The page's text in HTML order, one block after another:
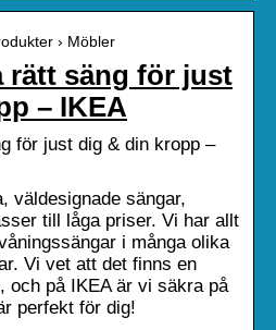
› Möbler
rätt säng för just
– IKEA
för just dig & din kropp –
väldesignade sängar,
till låga priser. Vi har allt
i många olika
Vi vet att det finns en
och på IKEA är vi säkra på
perfekt för dig!